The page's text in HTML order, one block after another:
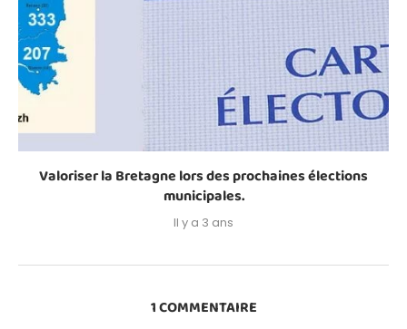
Valoriser la Bretagne lors des prochaines élections
municipales.
Il y a 3 ans
1 COMMENTAIRE